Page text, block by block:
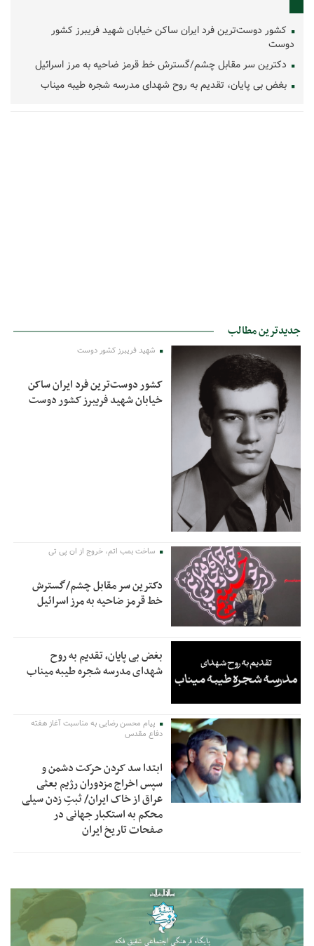
کشور دوست‌ترین فرد ایران ساکن خیابان شهید فریبرز کشور
دوست
دکترین سر مقابل چشم/گسترش خط قرمز ضاحیه به مرز اسرائیل
بغض بی پایان، تقدیم به روح شهدای مدرسه شجره طیبه میناب
جدیدترین مطالب
شهید فریبرز کشور دوست
کشور دوست‌ترین فرد ایران ساکن
خیابان شهید فریبرز کشور دوست
ساخت بمب اتم، خروج از ان پی تی
دکترین سر مقابل چشم/گسترش
خط قرمز ضاحیه به مرز اسرائیل
بغض بی پایان، تقدیم به روح
شهدای مدرسه شجره طیبه میناب
پیام محسن رضایی به مناسبت آغاز هفته
دفاع مقدس
ابتدا سد کردن حرکت دشمن و
سپس اخراج مزدوران رژیم بعثی
عراق از خاک ایران/ ثبتِ زدن سیلی
محکم به استکبار جهانی در
صفحات تاریخ ایران